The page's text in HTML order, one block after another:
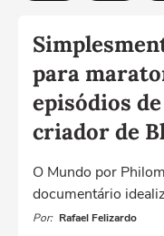
para
episódios
criador de
O Mundo por
documentário
Por: Rafael Felizardo